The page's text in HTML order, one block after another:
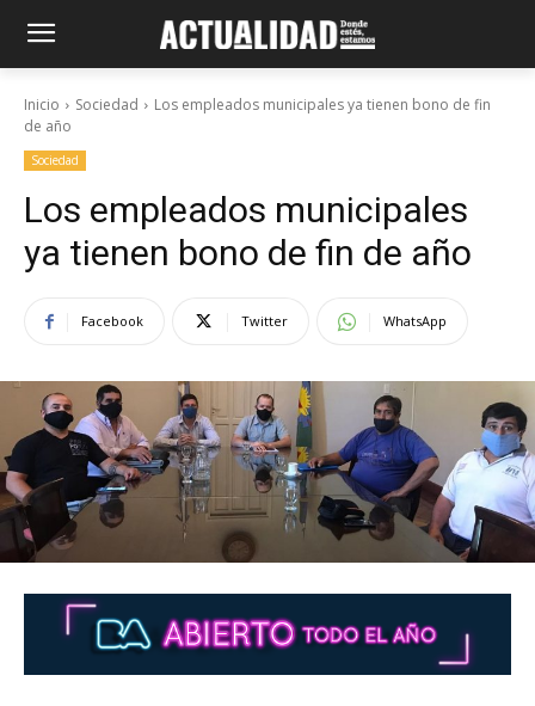
Inicio Sociedad
Los empleados municipales ya tienen bono de fin
de año
Sociedad
Los empleados municipales
ya tienen bono de fin de año
Facebook Twitter WhatsApp